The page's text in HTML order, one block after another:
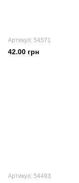
Артикул: 54571
42.00 грн
Артикул: 54493